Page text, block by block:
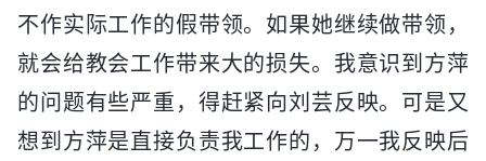
不作实际工作的假带领。如果她继续做带领，
就会给教会工作带来大的损失。我意识到方萍
的问题有些严重，得赶紧向刘芸反映。可是又
想到方萍是直接负责我工作的，万一我反映后